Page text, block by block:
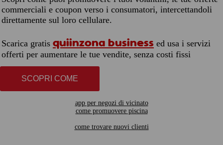
commerciali e coupon verso i consumatori, intercettandoli
direttamente sul loro cellulare.
Scarica gratis quiinzona business ed usa i servizi
offerti per aumentare le tue vendite, senza costi fissi
SCOPRI COME
app per negozi di vicinato
come promuovere piscina
come trovare nuovi clienti